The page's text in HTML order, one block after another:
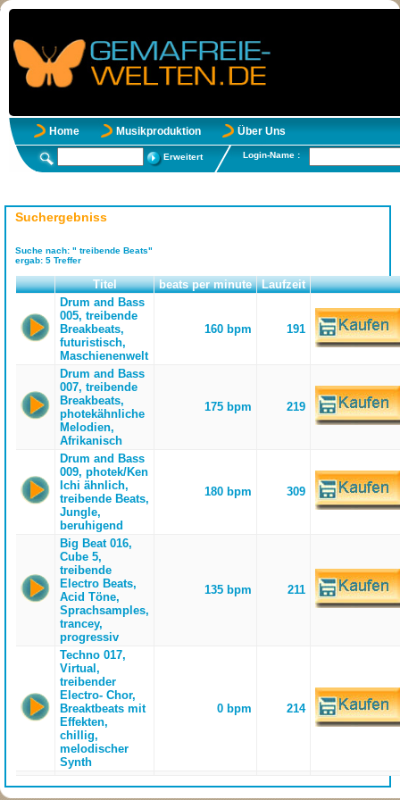
Home Musikproduktion Über Uns
Erweitert Login-Name :
Suchergebniss
Suche nach: " treibende Beats"
ergab: 5 Treffer
Titel beats per minute
Laufzeit
Drum and Bass
005, treibende
Breakbeats,
futuristisch,
Maschienenwelt
160 bpm 191
Drum and Bass
007, treibende
Breakbeats,
photekähnliche
Melodien,
Afrikanisch
175 bpm 219
Drum and Bass
009, photek/Ken
Ichi ähnlich,
treibende Beats,
Jungle,
beruhigend
180 bpm 309
Big Beat 016,
Cube 5,
treibende
Electro Beats,
Acid Töne,
Sprachsamples,
trancey,
progressiv
135 bpm 211
Techno 017,
Virtual,
treibender
Electro- Chor,
Breaktbeats mit
Effekten,
chillig,
melodischer
Synth
0 bpm 214